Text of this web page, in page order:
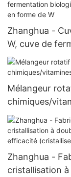
Zhanghua -
W, cuve de
directe d'usine,
Mélangeur
chimiques/
rendement
Zhanghua -
cristallisation